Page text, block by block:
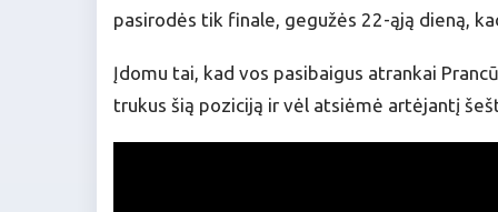
pasirodės tik finale, gegužės 22-ąją dieną,
Įdomu tai, kad vos pasibaigus atrankai
trukus šią poziciją ir vėl atsiėmė artėjantį